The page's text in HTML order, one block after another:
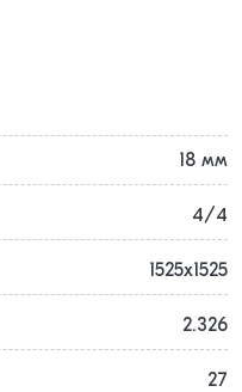
18 мм
4/4
1525x1525
2.326
27